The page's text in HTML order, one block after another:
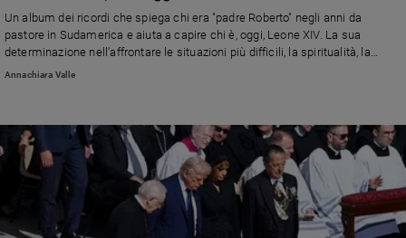
Un album dei ricordi che spiega chi era "padre Roberto" negli anni da
pastore in Sudamerica e aiuta a capire chi è, oggi, Leone XIV. La sua
determinazione nell'affrontare le situazioni più difficili, la spiritualità, la
vicinanza alla gente. Un ritratto a tutto tondo del nuovo Pontefice attraverso
Annachiara Valle